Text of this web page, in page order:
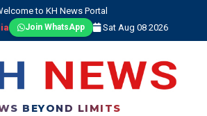
to KH News Portal
Join WhatsApp Sat Aug 08 2026
BEYOND LIMITS